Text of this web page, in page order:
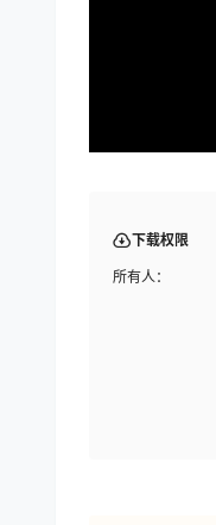
下载权限
所有人：